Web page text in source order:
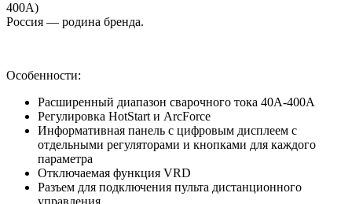
Россия — родина бренда.
Особенности:
Расширенный диапазон сварочного тока 40А-400А
Регулировка HotStart и ArcForce
Информативная панель с цифровым дисплеем с
отдельными регуляторами и кнопками для каждого
параметра
Отключаемая функция VRD
Разъем для подключения пульта дистанционного